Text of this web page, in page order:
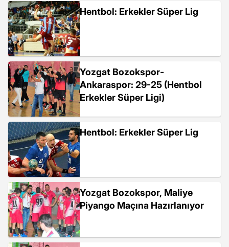
Hentbol: Erkekler Süper Lig
Yozgat Bozokspor-
Ankaraspor: 29-25 (Hentbol
Erkekler Süper Ligi)
Hentbol: Erkekler Süper Lig
Yozgat Bozokspor, Maliye
Piyango Maçına Hazırlanıyor